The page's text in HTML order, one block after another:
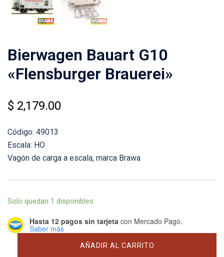
Bierwagen Bauart G10
«Flensburger Brauerei»
$ 2,179.00
Código: 49013
Escala: HO
Vagón de carga a escala, marca Brawa
Solo quedan 1 disponibles
Hasta 12 pagos sin tarjeta con Mercado Pago.
Saber más
AÑADIR AL CARRITO